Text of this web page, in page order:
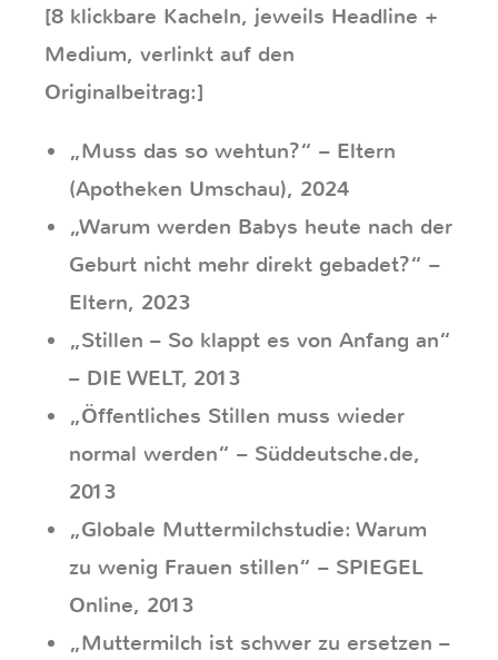
[8 klickbare Kacheln, jeweils Headline +
Medium, verlinkt auf den
Originalbeitrag:]
„Muss das so wehtun?“ – Eltern
(Apotheken Umschau), 2024
„Warum werden Babys heute nach der
Geburt nicht mehr direkt gebadet?“ –
Eltern, 2023
„Stillen – So klappt es von Anfang an“
– DIE WELT, 2013
„Öffentliches Stillen muss wieder
normal werden“ – Süddeutsche.de,
2013
„Globale Muttermilchstudie: Warum
zu wenig Frauen stillen“ – SPIEGEL
Online, 2013
„Muttermilch ist schwer zu ersetzen –